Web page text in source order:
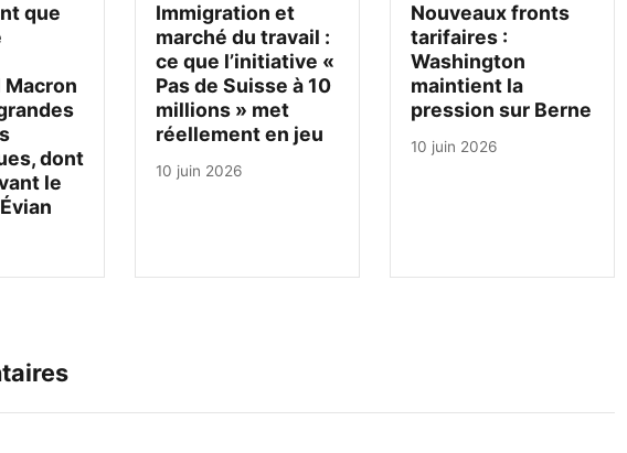
que
Macron
dont
le
Immigration et
marché du travail :
ce que l’initiative «
Pas de Suisse à 10
millions » met
réellement en jeu
10 juin 2026
Nouveaux fronts
tarifaires :
Washington
maintient la
pression sur Berne
10 juin 2026